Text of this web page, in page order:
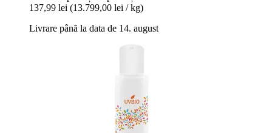
137,99 lei (13.799,00 lei / kg)
Livrare până la data de 14. august